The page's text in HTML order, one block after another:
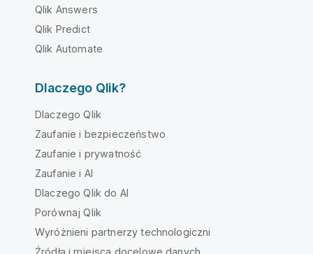
Qlik Answers
Qlik Predict
Qlik Automate
Dlaczego Qlik?
Dlaczego Qlik
Zaufanie i bezpieczeństwo
Zaufanie i prywatność
Zaufanie i AI
Dlaczego Qlik do AI
Porównaj Qlik
Wyróżnieni partnerzy technologiczni
Źródła i miejsca docelowe danych